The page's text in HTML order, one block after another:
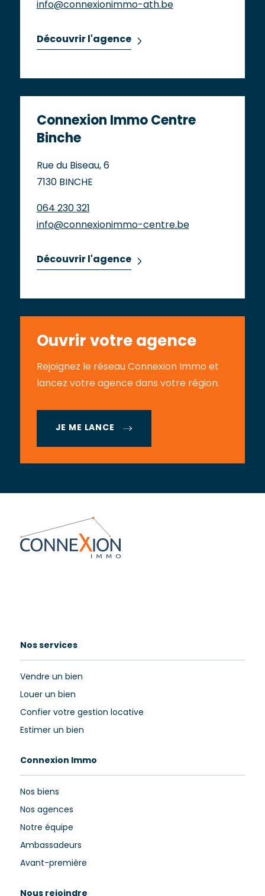
info@connexionimmo-ath.be
Découvrir l'agence
Connexion Immo Centre
Binche
Rue du Biseau, 6
7130 BINCHE
064 230 321
info@connexionimmo-centre.be
Découvrir l'agence
Ouvrir votre agence
Rejoignez le réseau Connexion Immo et
lancez votre agence dans votre région.
JE ME LANCE
Nos services
Vendre un bien
Louer un bien
Confier votre gestion locative
Estimer un bien
Connexion Immo
Nos biens
Nos agences
Notre équipe
Ambassadeurs
Avant-première
Nous rejoindre